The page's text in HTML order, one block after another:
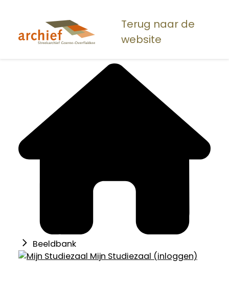
naar
Terug naar de
website
Beeldbank
Mijn Studiezaal (inloggen)